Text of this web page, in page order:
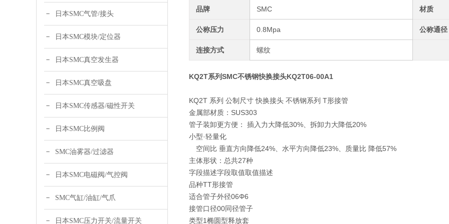
日本SMC气管/接头
日本SMC模块/定位器
日本SMC真空发生器
日本SMC真空吸盘
日本SMC传感器/磁性开关
日本SMC比例阀
SMC油雾器/过滤器
日本SMC电磁阀/气控阀
SMC气缸/油缸/气爪
日本SMC压力开关/流量开关
品牌 SMC 材质
公称压力 0.8Mpa 公称通径
连接方式 螺纹
KQ2T系列SMC不锈钢快换接头KQ2T06-00A1
KQ2T 系列 公制尺寸 快换接头 不锈钢系列 T形接管
金属部材质：SUS303
管子装卸更方便： 插入力大降低30%、拆卸力大降低20%
小型·轻量化
空间比 垂直方向降低24%、水平方向降低23%、质量比 降低57%
主体形状：总共27种
字段描述字段取值取值描述
品种TT形接管
适合管子外径06Φ6
接管口径00同径管子
类型1椭圆型释放套